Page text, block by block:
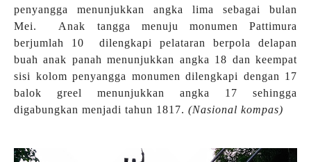
penyangga menunjukkan angka lima sebagai bulan
Mei. Anak tangga menuju monumen Pattimura
berjumlah 10 dilengkapi pelataran berpola delapan
buah anak panah menunjukkan angka 18 dan keempat
sisi kolom penyangga monumen dilengkapi dengan 17
balok greel menunjukkan angka 17 sehingga
digabungkan menjadi tahun 1817. (Nasional kompas)